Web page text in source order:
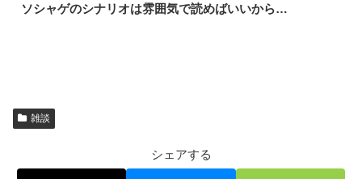
ソシャゲのシナリオは雰囲気で読めばいいから…
雑談
シェアする